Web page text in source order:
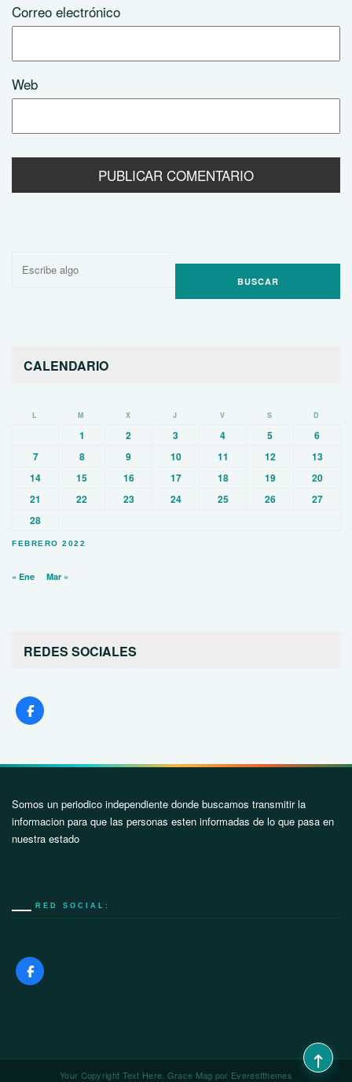
Correo electrónico
Web
Buscar
CALENDARIO
FEBRERO 2022
L M X J V S D
1 2 3 4 5
6
7
8 9 10 11 12
13
14
15 16 17 18 19
20
21
22 23 24 25 26
27
28
« Ene Mar »
REDES SOCIALES
Somos un periodico independiente donde buscamos transmitir la
informacion para que las personas esten informadas de lo que pasa en
nuestra estado
RED SOCIAL:
Your Copyright Text Here. Grace Mag por Everestthemes